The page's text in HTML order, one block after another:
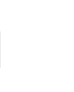
à
page
une